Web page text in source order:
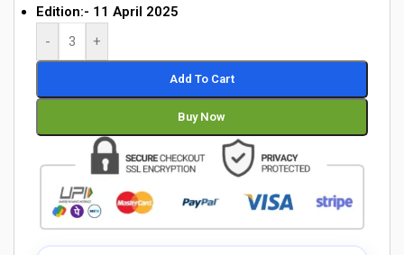
Edition:- 11 April 2025
-
+
Add To Cart
Buy Now